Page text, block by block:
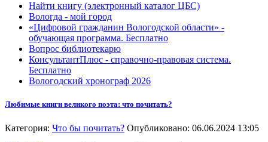
Найти книгу (электронный каталог ЦБС)
Вологда - мой город
«Цифровой гражданин Вологодской области» -
обучающая программа. Бесплатно
Вопрос библиотекарю
КонсультантПлюс - справочно-правовая система.
Бесплатно
Вологодский хронограф 2026
Любимые книги великого поэта: что почитать?
Категория: Что бы почитать? Опубликовано: 06.06.2024 13:05